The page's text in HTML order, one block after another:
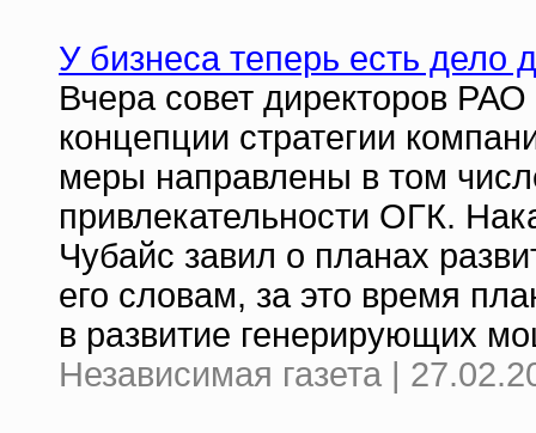
У бизнеса теперь есть дело
Вчера совет директоров
концепции стратегии
меры направлены в том
привлекательности ОГК.
Чубайс завил о планах
его словам, за это время
в развитие генерирующих
Независимая газета |